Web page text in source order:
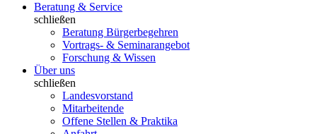
Beratung & Service
schließen
Beratung Bürgerbegehren
Vortrags- & Seminarangebot
Forschung & Wissen
Über uns
schließen
Landesvorstand
Mitarbeitende
Offene Stellen & Praktika